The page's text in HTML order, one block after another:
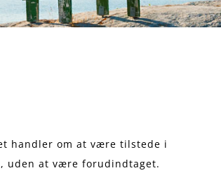
handler om at være tilstede i
uden at være forudindtaget.